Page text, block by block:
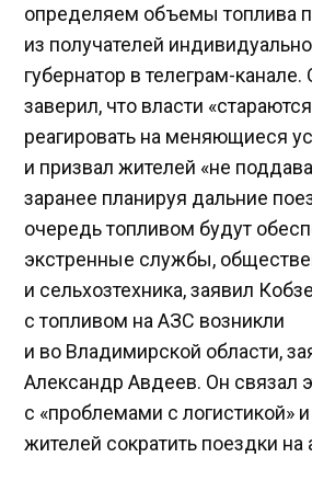
определяем объемы топлива
из получателей
губернатор в телеграм-канале.
заверил, что власти
реагировать на меняющиеся
и призвал жителей «не
заранее планируя дальние
очередь топливом будут
экстренные службы,
и сельхозтехника, заявил
с топливом на АЗС возникли
и во Владимирской области,
Александр Авдеев. Он связал
с «проблемами с логистикой» и
жителей сократить поездки на